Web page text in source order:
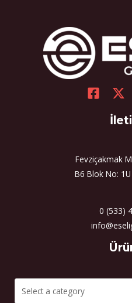
Fevziçakmak
B6 Blok No:
0 (533)